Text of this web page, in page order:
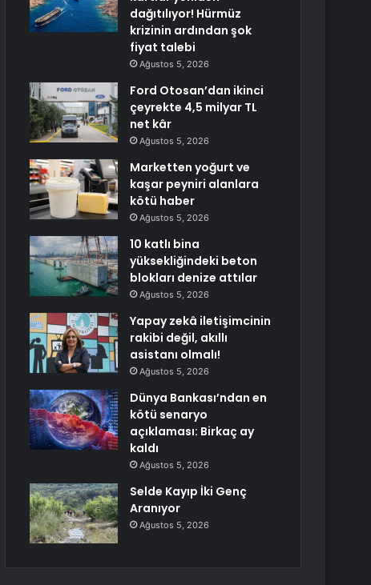
dağıtılıyor! Hürmüz
krizinin ardından şok
fiyat talebi
Ağustos 5, 2026
Ford Otosan’dan ikinci
çeyrekte 4,5 milyar TL
net kâr
Ağustos 5, 2026
Marketten yoğurt ve
kaşar peyniri alanlara
kötü haber
Ağustos 5, 2026
10 katlı bina
yüksekliğindeki beton
blokları denize attılar
Ağustos 5, 2026
Yapay zekâ iletişimcinin
rakibi değil, akıllı
asistanı olmalı!
Ağustos 5, 2026
Dünya Bankası’ndan en
kötü senaryo
açıklaması: Birkaç ay
kaldı
Ağustos 5, 2026
Selde Kayıp İki Genç
Aranıyor
Ağustos 5, 2026